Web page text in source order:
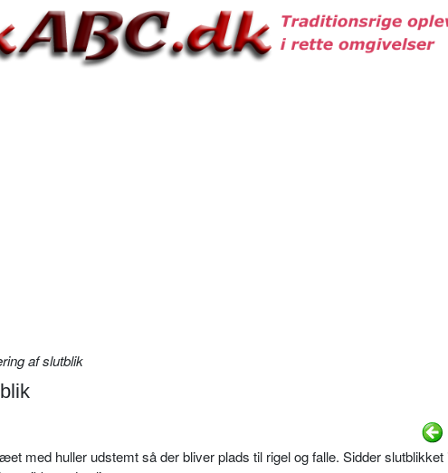
af slutblik
med huller udstemt så der bliver plads til rigel og falle. Sidder slutblikket